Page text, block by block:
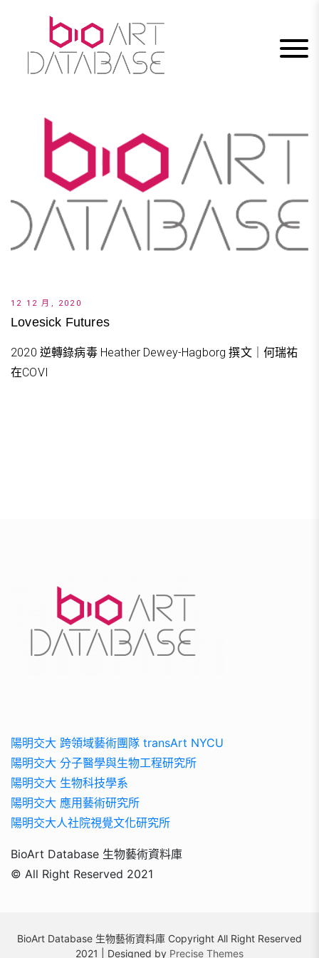
12 12 月, 2020
Lovesick Futures
2020 逆轉錄病毒 Heather Dewey-Hagborg 撰文｜何瑞祐
在COVI
陽明交大 跨領域藝術團隊 transArt NYCU
陽明交大 分子醫學與生物工程研究所
陽明交大 生物科技學系
陽明交大 應用藝術研究所
陽明交大人社院視覺文化研究所
BioArt Database 生物藝術資料庫
© All Right Reserved 2021
BioArt Database 生物藝術資料庫 Copyright All Right Reserved
2021 | Designed by Precise Themes